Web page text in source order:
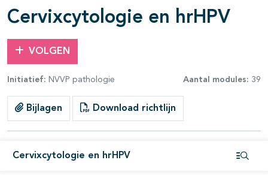
Cervixcytologie en hrHPV
VOLGEN
Initiatief: NVVP pathologie Aantal modules: 39
Bijlagen Download richtlijn
Cervixcytologie en hrHPV
open- en dichtklappen
open- en dichtklappen
open- en dichtklappen